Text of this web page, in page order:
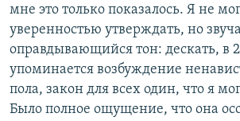
мне это только показалось. Я не
уверенностью утверждать, но
оправдывающийся тон: дескать, в
упоминается возбуждение
пола, закон для всех один, что я
Было полное ощущение, что она